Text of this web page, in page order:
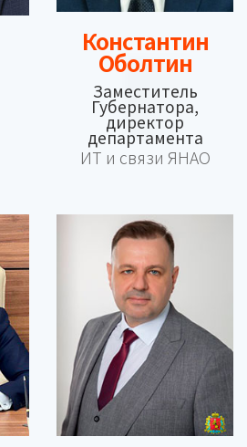
Константин
Оболтин
Заместитель
Губернатора,
директор
департамента
ИТ и связи ЯНАО